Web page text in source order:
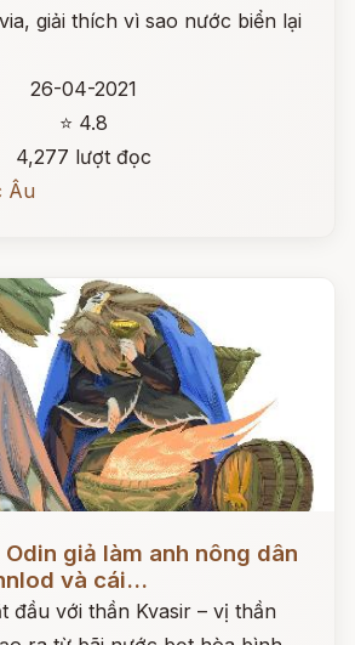
giải thích vì sao nước biển lại
26-04-2021
⭐ 4.8
4,277 lượt đọc
Âu
giả làm anh nông dân
và cái...
đầu với thần Kvasir – vị thần